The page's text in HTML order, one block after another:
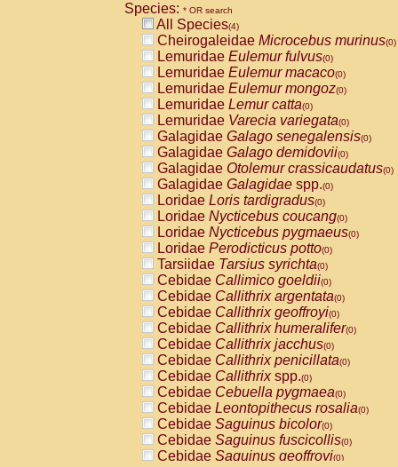
Species: * OR search
All Species(4)
Cheirogaleidae Microcebus murinus(0)
Lemuridae Eulemur fulvus(0)
Lemuridae Eulemur macaco(0)
Lemuridae Eulemur mongoz(0)
Lemuridae Lemur catta(0)
Lemuridae Varecia variegata(0)
Galagidae Galago senegalensis(0)
Galagidae Galago demidovii(0)
Galagidae Otolemur crassicaudatus(0)
Galagidae Galagidae spp.(0)
Loridae Loris tardigradus(0)
Loridae Nycticebus coucang(0)
Loridae Nycticebus pygmaeus(0)
Loridae Perodicticus potto(0)
Tarsiidae Tarsius syrichta(0)
Cebidae Callimico goeldii(0)
Cebidae Callithrix argentata(0)
Cebidae Callithrix geoffroyi(0)
Cebidae Callithrix humeralifer(0)
Cebidae Callithrix jacchus(0)
Cebidae Callithrix penicillata(0)
Cebidae Callithrixspp.(0)
Cebidae Cebuella pygmaea(0)
Cebidae Leontopithecus rosalia(0)
Cebidae Saguinus bicolor(0)
Cebidae Saguinus fuscicollis(0)
Cebidae Saguinus geoffroyi(0)